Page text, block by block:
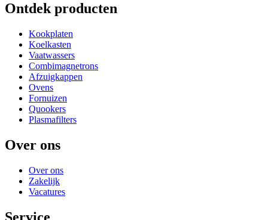
Ontdek producten
Kookplaten
Koelkasten
Vaatwassers
Combimagnetrons
Afzuigkappen
Ovens
Fornuizen
Quookers
Plasmafilters
Over ons
Over ons
Zakelijk
Vacatures
Service